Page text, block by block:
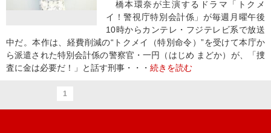
橋本環奈が主演するドラマ「トクメ
イ！警視庁特別会計係」が毎週月曜午後
10時からカンテレ・フジテレビ系で放送
中だ。本作は、経費削減の“トクメイ（特別命令）”を受けて本庁か
ら派遣された特別会計係の警察官・一円（はじめ まどか）が、「捜
査に金は必要だ！」と話す刑事・・・ 続きを読む
1